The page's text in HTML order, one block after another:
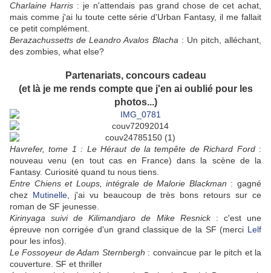
Charlaine Harris : je n'attendais pas grand chose de cet achat,
mais comme j'ai lu toute cette série d'Urban Fantasy, il me fallait
ce petit complément.
Berazachussetts de Leandro Avalos Blacha : Un pitch, alléchant,
des zombies, what else?
Partenariats, concours cadeau
(et là je me rends compte que j'en ai oublié pour les
photos...)
Havrefer, tome 1 : Le Héraut de la tempête de Richard Ford :
nouveau venu (en tout cas en France) dans la scène de la
Fantasy. Curiosité quand tu nous tiens.
Entre Chiens et Loups, intégrale de Malorie Blackman : gagné
chez Mutinelle, j'ai vu beaucoup de très bons retours sur ce
roman de SF jeunesse.
Kirinyaga suivi de Kilimandjaro de Mike Resnick: c'est une
épreuve non corrigée d'un grand classique de la SF (merci Lelf
pour les infos).
Le Fossoyeur de Adam Sternbergh : convaincue par le pitch et la
couverture. SF et thriller